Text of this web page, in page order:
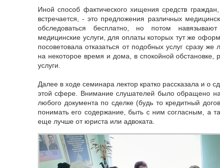
Иной способ фактического хищения средств
встречается, - это предложения различных
обследоваться бесплатно, но потом
медицинские услуги, для оплаты которых тут же
посоветовала отказаться от подобных услуг сразу
на некоторое время и дома, в спокойной обстановке,
услуги.
Далее в ходе семинара лектор кратко рассказала и о
этой сфере. Внимание слушателей было обращено
любого документа по сделке (будь то кредитный
понимать его содержание, быть с ним согласным, а
еще лучше от юриста или адвоката.